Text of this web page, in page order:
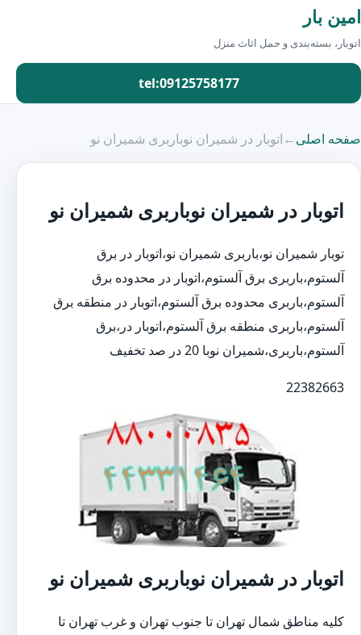
امین بار
اتوبار، بسته‌بندی و حمل اثاث منزل
tel:09125758177
صفحه اصلی←اتوبار در شمیران نوباربری شمیران نو
اتوبار در شمیران نوباربری شمیران نو
توبار شمیران نو،باربری شمیران نو،اتوبار در برق
آلستوم،باربری برق آلستوم،اتوبار در محدوده برق
آلستوم،باربری محدوده برق آلستوم،اتوبار در منطقه برق
آلستوم،باربری منطقه برق آلستوم،اتوبار در،برق
آلستوم،باربری،شمیران نوبا 20 در صد تخفیف
22382663
اتوبار در شمیران نوباربری شمیران نو
کلیه مناطق شمال تهران تا جنوب تهران و غرب تهران تا